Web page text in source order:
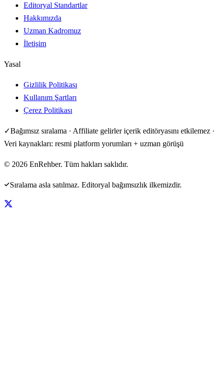
Editoryal Standartlar
Hakkımızda
Uzman Kadromuz
İletişim
Yasal
Gizlilik Politikası
Kullanım Şartları
Çerez Politikası
✓Bağımsız sıralama · Affiliate gelirler içerik editöryasını etkilemez ·
Veri kaynakları: resmi platform yorumları + uzman görüşü
© 2026 EnRehber. Tüm hakları saklıdır.
Sıralama asla satılmaz. Editoryal bağımsızlık ilkemizdir.